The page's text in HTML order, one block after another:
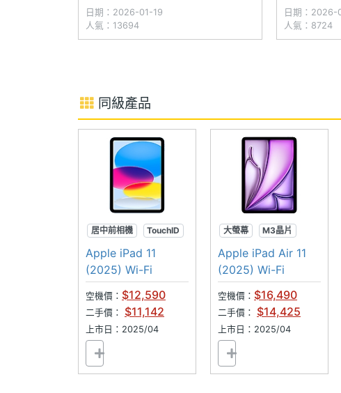
器與盒裝隨附的 S Pen 手寫筆，不僅創作
與筆記更順手，還加入多項 Galaxy AI
日期：2026-01-19
人氣：13694
Pixel 10 最低
5G 贈點方案
日期：2026-
人氣：8724
同級產品
居中前相機
TouchID
A16晶片
Apple iPad 11
(2025) Wi-Fi
空機價： $12,590
二手價： $11,142
上市日：2025/04
大螢幕 M3晶片
Apple iPad Air 11
(2025) Wi-Fi
空機價： $16,490
二手價： $14,425
上市日：2025/04